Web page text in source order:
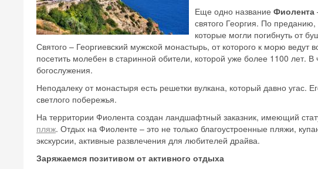
Еще одно название Фиолента
святого Георгия. По преданию,
которые могли погибнуть от
Святого – Георгиевский мужской монастырь, от которого к морю
посетить молебен в старинной обители, которой уже более 1100 лет.
богослужения.
Неподалеку от монастыря есть решетки вулкана, который давно угас.
светлого побережья.
На территории Фиолента создан ландшафтный заказник, имеющий
пляж. Отдых на Фиоленте – это не только благоустроенные пляжи,
экскурсии, активные развлечения для любителей драйва.
Заряжаемся позитивом от активного отдыха